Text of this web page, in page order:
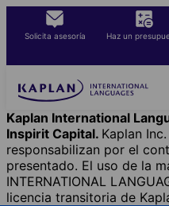
principal
Solicita asesoría Haz un
Kaplan International
Inspirit Capital. Kaplan
responsabilizan por el
presentado. El uso de la
INTERNATIONAL
licencia transitoria de